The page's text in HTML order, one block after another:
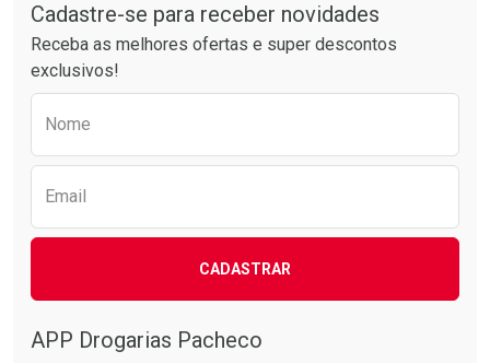
Laboratório
Por Menos Laboratório
Por Menos
Cadastre-se para receber novidades
Receba as melhores ofertas e super descontos
exclusivos!
Nome
Email
CADASTRAR
APP Drogarias Pacheco